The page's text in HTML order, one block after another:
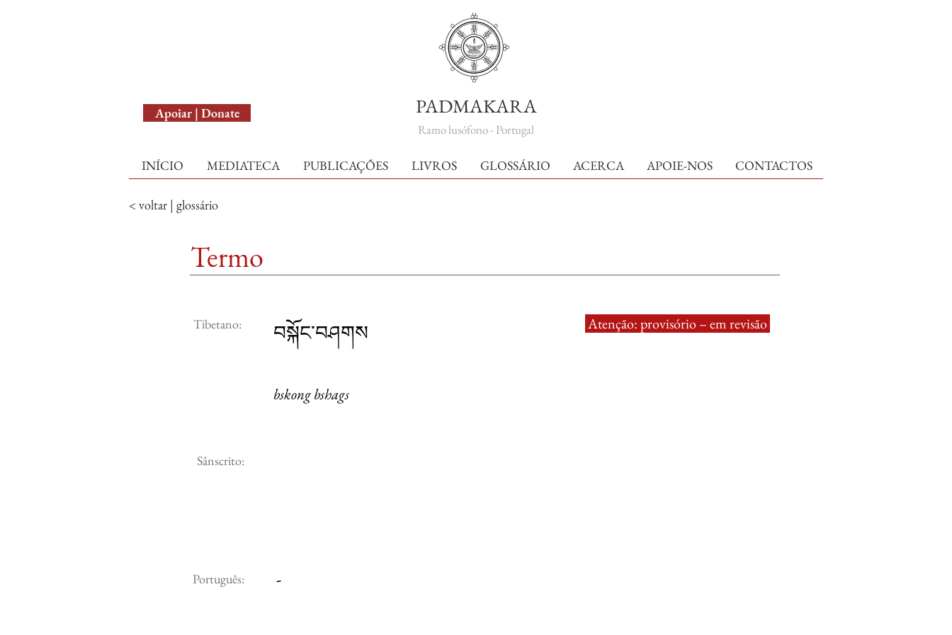
Apoiar | Donate PADMAKARA
Ramo lusófono - Portugal
INÍCIO MEDIATECA PUBLICAÇÕES LIVROS GLOSSÁRIO ACERCA APOIE-NOS CONTACTOS
< voltar | glossário
Termo
Tibetano: བསྐོང་བཤགས
bskong bshags
Atenção: provisório – em revisão
Sânscrito:
Português: -